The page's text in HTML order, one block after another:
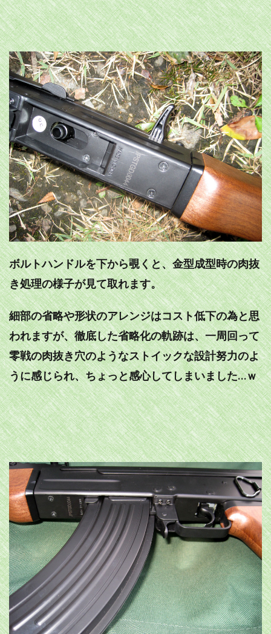
ボルトハンドルを下から覗くと、金型成型時の肉抜
き処理の様子が見て取れます。
細部の省略や形状のアレンジはコスト低下の為と思
われますが、徹底した省略化の軌跡は、一周回って
零戦の肉抜き穴のようなストイックな設計努力のよ
うに感じられ、ちょっと感心してしまいました…ｗ